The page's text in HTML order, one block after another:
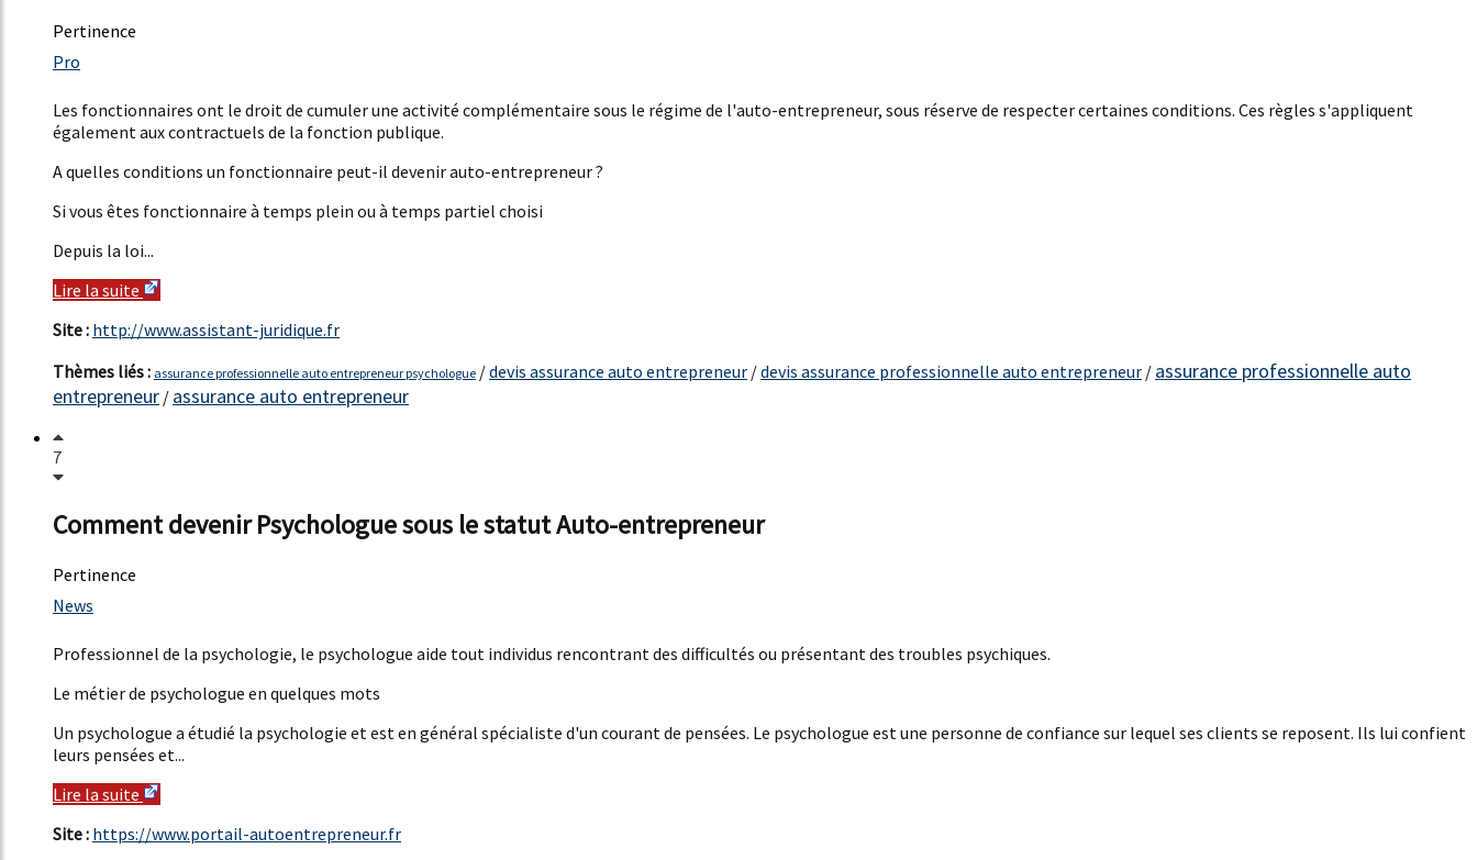
Pertinence
47%
Pro
Les fonctionnaires ont le droit de cumuler une activité complémentaire sous le régime de l'auto-entrepreneur, sous réserve de respecter certaines conditions. Ces règles s'appliquent
également aux contractuels de la fonction publique.
A quelles conditions un fonctionnaire peut-il devenir auto-entrepreneur ?
Si vous êtes fonctionnaire à temps plein ou à temps partiel choisi
Depuis la loi...
Lire la suite
Site : http://www.assistant-juridique.fr
Thèmes liés : assurance professionnelle auto entrepreneur psychologue /devis assurance auto entrepreneur /devis assurance professionnelle auto entrepreneur / assurance professionnelle auto
entrepreneur / assurance auto entrepreneur
7
Comment devenir Psychologue sous le statut Auto-entrepreneur
Pertinence
55%
News
Professionnel de la psychologie, le psychologue aide tout individus rencontrant des difficultés ou présentant des troubles psychiques.
Le métier de psychologue en quelques mots
Un psychologue a étudié la psychologie et est en général spécialiste d'un courant de pensées. Le psychologue est une personne de confiance sur lequel ses clients se reposent. Ils lui confient
leurs pensées et...
Lire la suite
Site : https://www.portail-autoentrepreneur.fr